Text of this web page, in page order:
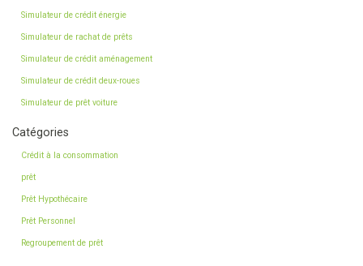
Simulateur de crédit énergie
Simulateur de rachat de prêts
Simulateur de crédit aménagement
Simulateur de crédit deux-roues
Simulateur de prêt voiture
Catégories
Crédit à la consommation
prêt
Prêt Hypothécaire
Prêt Personnel
Regroupement de prêt